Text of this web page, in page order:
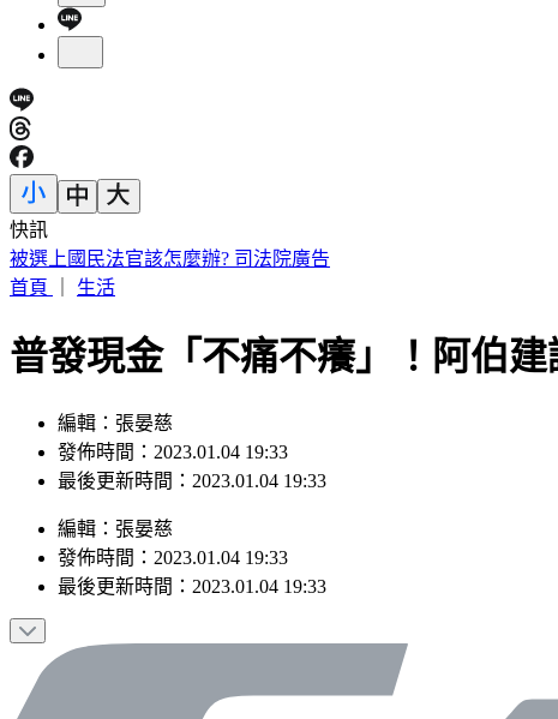
快訊
被選上國民法官該怎麼辦? 司法院廣告
首頁
生活
普發現金「不痛不癢」！阿伯
編輯：張晏慈
發佈時間：2023.01.04 19:33
最後更新時間：2023.01.04 19:33
編輯 ： 張晏慈
發佈時間： 2023.01.04 19:33
最後更新時間： 2023.01.04 19:33